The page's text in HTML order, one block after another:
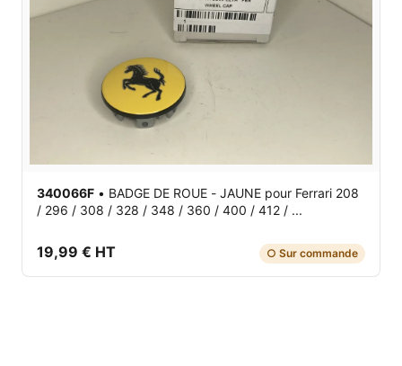
340066F • BADGE DE ROUE - JAUNE pour Ferrari 208
/ 296 / 308 / 328 / 348 / 360 / 400 / 412 / ...
19,99 € HT ○ Sur commande